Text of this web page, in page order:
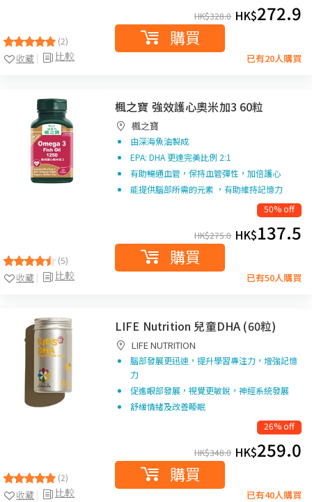
(2)
比較
收藏
HK$328.0 HK$272.9
購買
已有20人購買
(5)
比較
收藏
楓之寶 強效護心奧米加3 60粒
楓之寶
由深海魚油製成
EPA: DHA 更達完美比例 2:1
有助暢通血管，保持血管彈性，加倍護心
能提供腦部所需的元素 ，有助維持記憶力
50% off
HK$275.0 HK$137.5
購買
已有50人購買
(2)
比較
收藏
LIFE Nutrition 兒童DHA (60粒)
LIFE NUTRITION
腦部發展更迅速，提升學習專注力，增強記憶
力
促進眼部發展，視覺更敏銳，神經系統發展
舒緩情緒及改善睡眠
26% off
HK$348.0 HK$259.0
購買
已有40人購買